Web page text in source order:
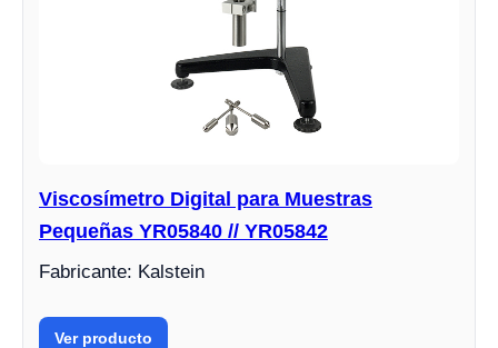
Viscosímetro Digital para Muestras
Pequeñas YR05840 // YR05842
Fabricante: Kalstein
Ver producto